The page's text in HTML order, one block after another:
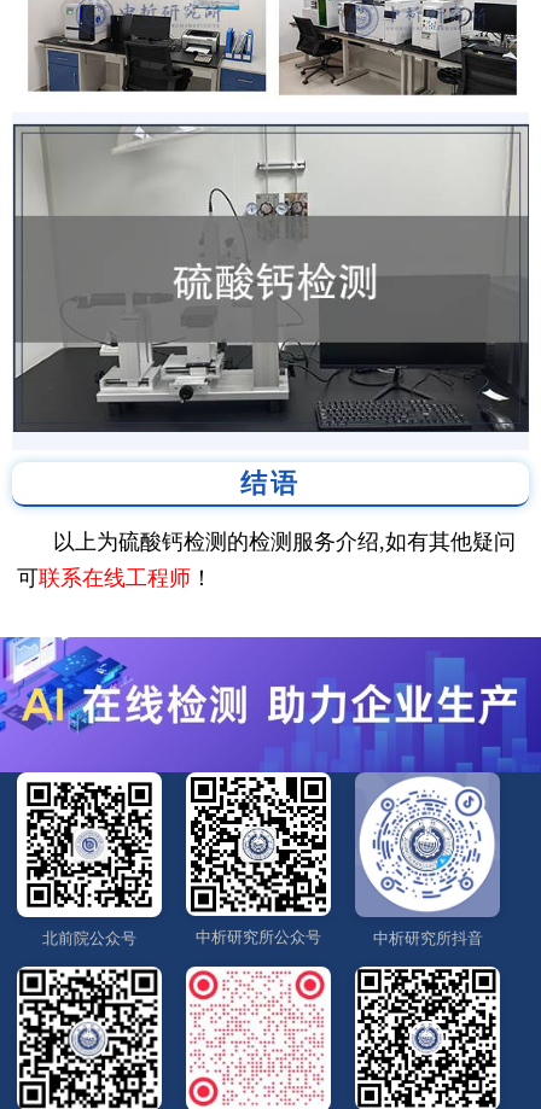
结语
以上为硫酸钙检测的检测服务介绍,如有其他疑问
可联系在线工程师 ！
北前院公众号 中析研究所公众号 中析研究所抖音